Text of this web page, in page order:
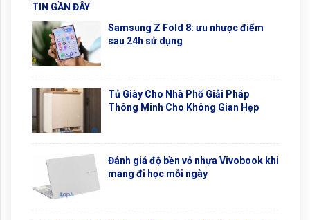
TIN GẦN ĐÂY
Samsung Z Fold 8: ưu nhược điểm
sau 24h sử dụng
Tủ Giày Cho Nhà Phố Giải Pháp
Thông Minh Cho Không Gian Hẹp
Đánh giá độ bền vỏ nhựa Vivobook khi
mang đi học mỗi ngày